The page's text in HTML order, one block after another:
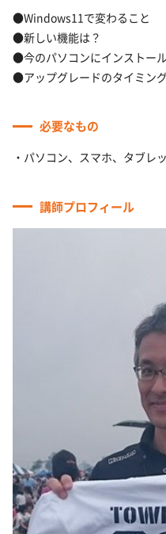
●Windows11で変わること
●新しい機能は？
●今のパソコンにインストー
●アップグレードのタイミン
必要なもの
・パソコン、スマホ、タブレ
講師プロフィール